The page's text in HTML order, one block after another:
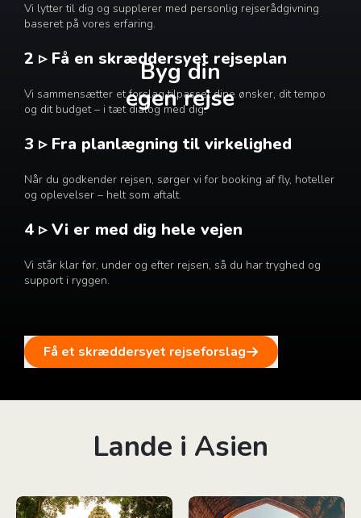
Byg din
egen rejse
Vi lytter til dig og supplerer med personlig rejserådgivning
baseret på vores erfaring.
2 ▹ Få en skræddersyet rejseplan
Vi sammensætter et forslag tilpasset dine ønsker, dit tempo
og dit budget – i tæt dialog med dig.
3 ▹ Fra planlægning til virkelighed
Når du godkender rejsen, sørger vi for booking af fly, hoteller
og oplevelser – helt som aftalt.
4 ▹ Vi er med dig hele vejen
Vi står klar før, under og efter rejsen, så du har tryghed og
support i ryggen.
Få et skræddersyet rejseforslag
Lande i Asien